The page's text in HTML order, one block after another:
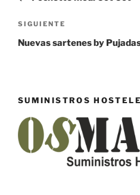
entradas
Siguiente
entrada
SIGUIENTE
Nuevas sartenes by
SUMINISTROS